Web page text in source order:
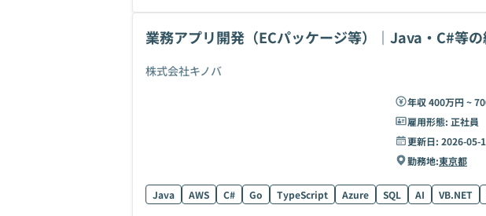
業務アプリ開発（ECパッケージ等）｜Java・C#等
株式会社キノバ
年収 400万円 ~
雇用形態: 正社員
更新日: 2026-05-
勤務地:東京都
Java AWS C# Go TypeScript Azure SQL AI VB.NET